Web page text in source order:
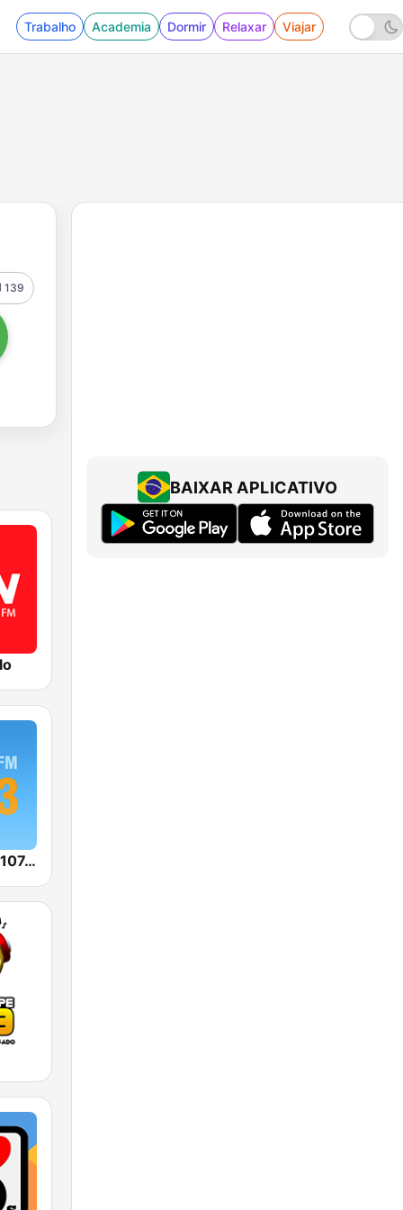
Trabalho Academia Dormir Relaxar Viajar
139
Eldorado FM 107.3
BAIXAR APLICATIVO